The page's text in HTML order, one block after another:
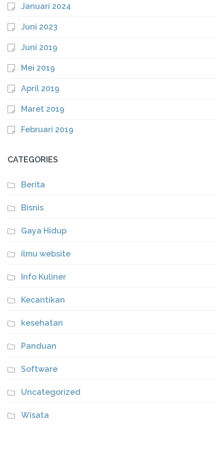
Januari 2024
Juni 2023
Juni 2019
Mei 2019
April 2019
Maret 2019
Februari 2019
CATEGORIES
Berita
Bisnis
Gaya Hidup
ilmu website
Info Kuliner
Kecantikan
kesehatan
Panduan
Software
Uncategorized
Wisata